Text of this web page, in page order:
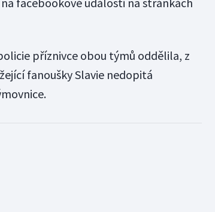
příznivce obou týmů oddělila, z
fanoušky Slavie nedopitá